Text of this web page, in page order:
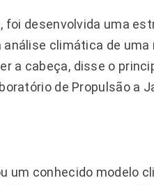
foi desenvolvida uma
climática de uma
a cabeça, disse o
de Propulsão a
um conhecido modelo